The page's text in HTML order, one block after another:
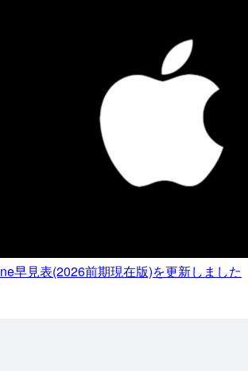
早見表(2026前期現在版)を更新しました